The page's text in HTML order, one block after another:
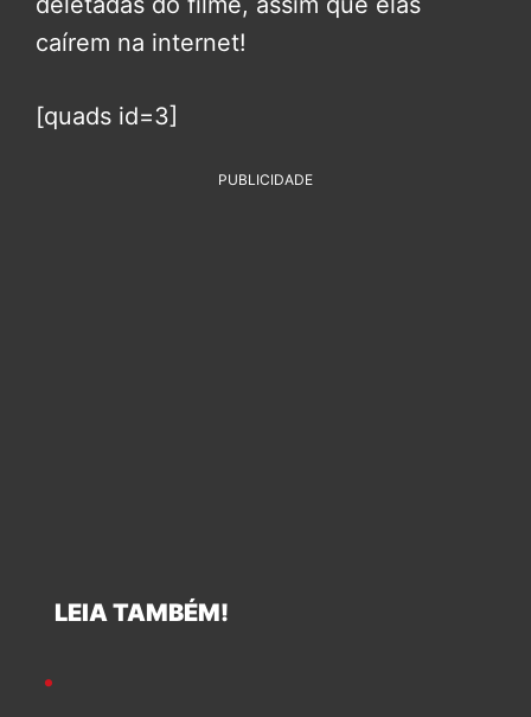
caírem na internet!
[quads id=3]
PUBLICIDADE
LEIA TAMBÉM!